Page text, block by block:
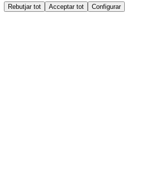
Rebutjar tot Acceptar tot Configurar